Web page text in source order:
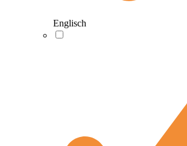
Englisch